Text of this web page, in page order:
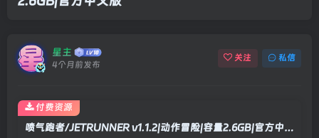
星主
4个月前发布
关注 私信
喷气跑者/JETRUNNER v1.1.2|动作冒险|容量2.6GB|官方中文版
付费资源